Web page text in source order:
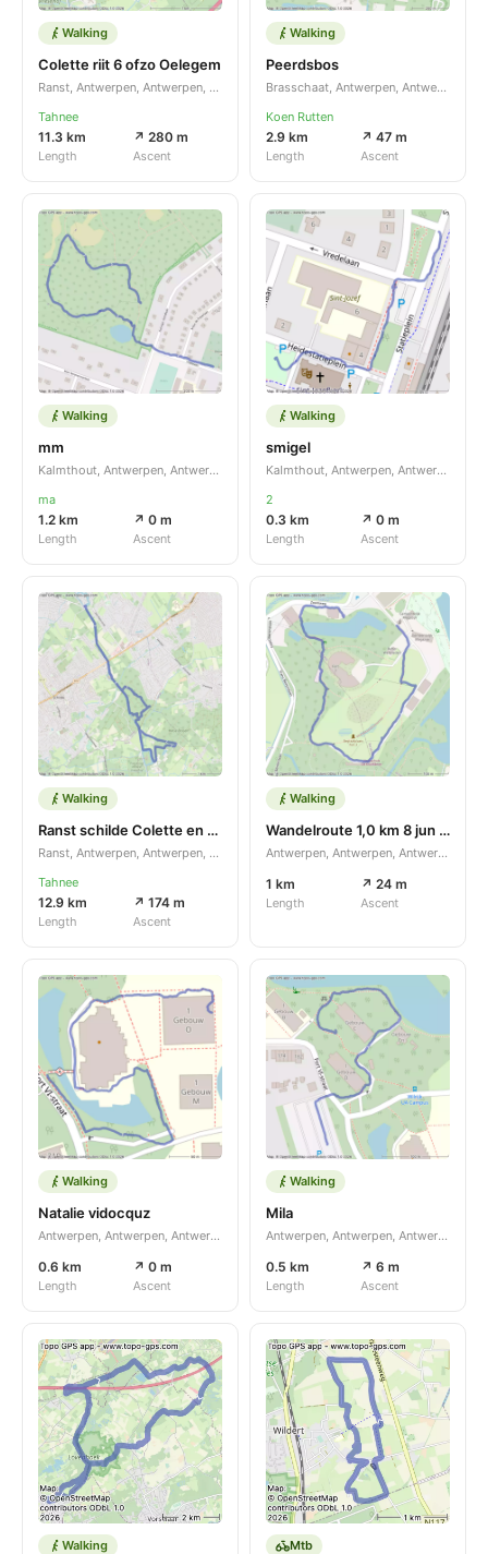
Walking
Colette riit 6 ofzo Oelegem
Ranst, Antwerpen, Antwerpen, BE
Tahnee
11.3 km
Length
↗ 280 m
Ascent
Walking
Peerdsbos
Brasschaat, Antwerpen, Antwerpen, BE
Koen Rutten
2.9 km
Length
↗ 47 m
Ascent
Walking
mm
Kalmthout, Antwerpen, Antwerpen, BE
ma
1.2 km
Length
↗ 0 m
Ascent
Walking
smigel
Kalmthout, Antwerpen, Antwerpen, BE
2
0.3 km
Length
↗ 0 m
Ascent
Walking
Ranst schilde Colette en Louise
Ranst, Antwerpen, Antwerpen, BE
Tahnee
12.9 km
Length
↗ 174 m
Ascent
Walking
Wandelroute 1,0 km 8 jun 2026
Antwerpen, Antwerpen, Antwerpen, BE
1 km
Length
↗ 24 m
Ascent
Walking
Natalie vidocquz
Antwerpen, Antwerpen, Antwerpen, BE
0.6 km
Length
↗ 0 m
Ascent
Walking
Mila
Antwerpen, Antwerpen, Antwerpen, BE
0.5 km
Length
↗ 6 m
Ascent
Walking Mtb